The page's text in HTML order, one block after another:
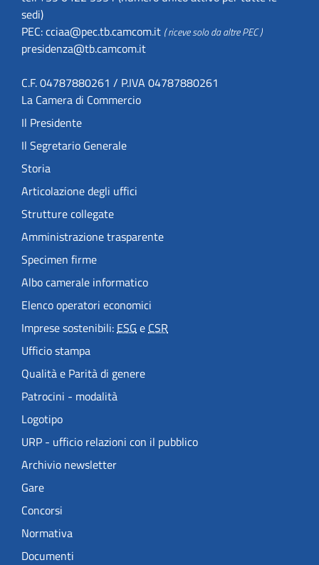
sedi)
PEC:cciaa@pec.tb.camcom.it ( riceve solo da altre PEC )
presidenza@tb.camcom.it
C.F. 04787880261 / P.IVA 04787880261
La Camera di Commercio
Il Presidente
Il Segretario Generale
Storia
Articolazione degli uffici
Strutture collegate
Amministrazione trasparente
Specimen firme
Albo camerale informatico
Elenco operatori economici
Imprese sostenibili:ESGeCSR
Ufficio stampa
Qualità e Parità di genere
Patrocini - modalità
Logotipo
URP - ufficio relazioni con il pubblico
Archivio newsletter
Gare
Concorsi
Normativa
Documenti